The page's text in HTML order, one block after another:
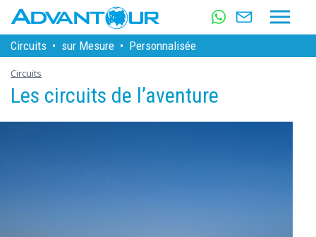
Circuits • sur Mesure • Personnalisée
Circuits
Les circuits de l’aventure